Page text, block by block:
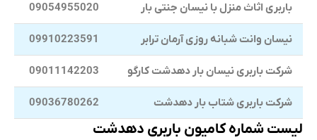
باربری اثاث منزل با نیسان جنتی بار 09054955020
نیسان وانت شبانه روزی آرمان ترابر 09910223591
شرکت باربری نیسان بار دهدشت کارگو 09011142203
شرکت باربری شتاب بار دهدشت 09036780262
لیست شماره کامیون باربری دهدشت